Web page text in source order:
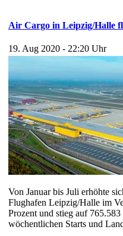
Air Cargo in Leipzig/Halle
19. Aug 2020 - 22:20 Uhr
Von Januar bis Juli erhöhte
Flughafen Leipzig/Halle im
Prozent und stieg auf
wöchentlichen Starts und